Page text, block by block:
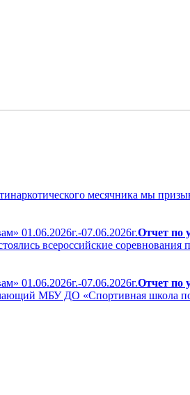
месячника мы
Отчет по
всероссийские
Отчет по
МБУ ДО «Спортивная школа